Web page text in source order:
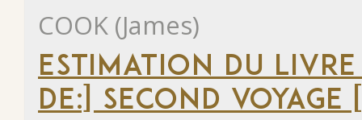
COOK (James)
ESTIMATION DU
DE:] SECOND